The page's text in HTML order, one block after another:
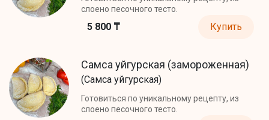
слоено песочного тесто.
5 800 ₸ Купить
Самса уйгурская (замороженная)
(Самса уйгурская)
Готовиться по уникальному рецепту, из
слоено песочного тесто.